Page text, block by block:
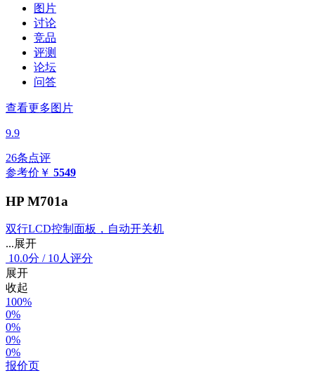
图片
讨论
竞品
评测
论坛
问答
查看更多图片
9.9
26条点评
参考价 ￥ 5549
HP M701a
双行LCD控制面板，自动开关机
...展开
10.0分 / 10人评分
展开
收起
100%
0%
0%
0%
0%
报价页